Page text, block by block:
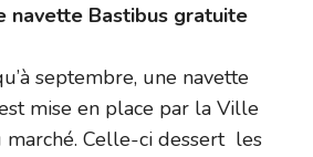
navette Bastibus gratuite
septembre, une navette
mise en place par la Ville
marché. Celle-ci dessert les